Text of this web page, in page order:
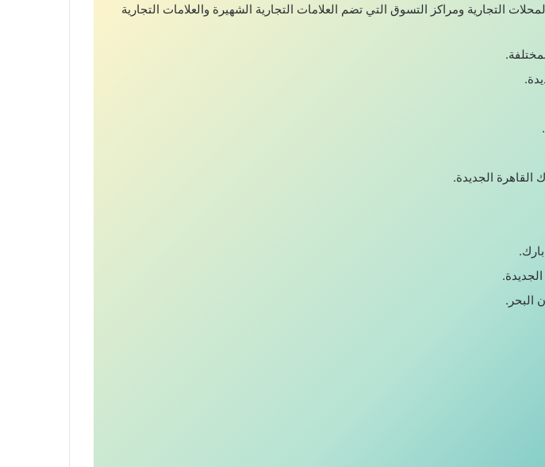
التجارية ومراكز التسوق التي تضم العلامات التجارية الشهيرة والعلامات التجارية
البحر.